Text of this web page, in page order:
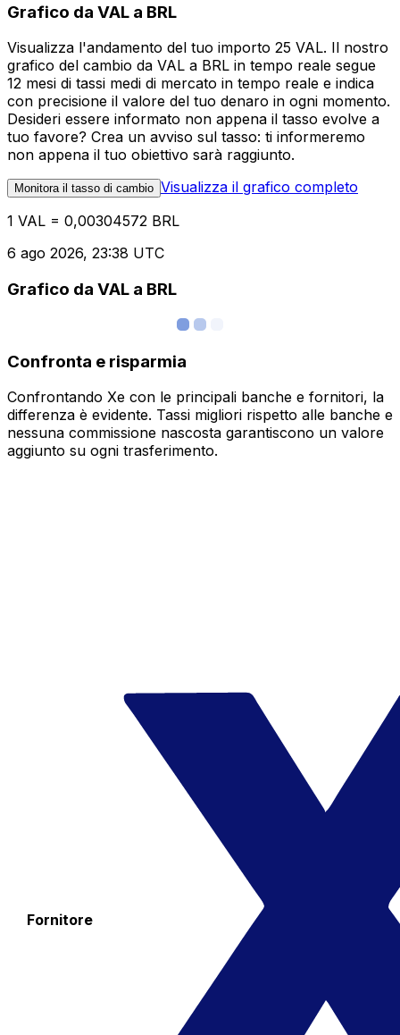
Grafico da VAL a BRL
Visualizza l'andamento del tuo importo 25 VAL. Il nostro
grafico del cambio da VAL a BRL in tempo reale segue
12 mesi di tassi medi di mercato in tempo reale e indica
con precisione il valore del tuo denaro in ogni momento.
Desideri essere informato non appena il tasso evolve a
tuo favore? Crea un avviso sul tasso: ti informeremo
non appena il tuo obiettivo sarà raggiunto.
Monitora il tasso di cambio Visualizza il grafico completo
1 VAL = 0,00304572 BRL
6 ago 2026, 23:38 UTC
Grafico da VAL a BRL
Confronta e risparmia
Confrontando Xe con le principali banche e fornitori, la
differenza è evidente. Tassi migliori rispetto alle banche e
nessuna commissione nascosta garantiscono un valore
aggiunto su ogni trasferimento.
Fornitore